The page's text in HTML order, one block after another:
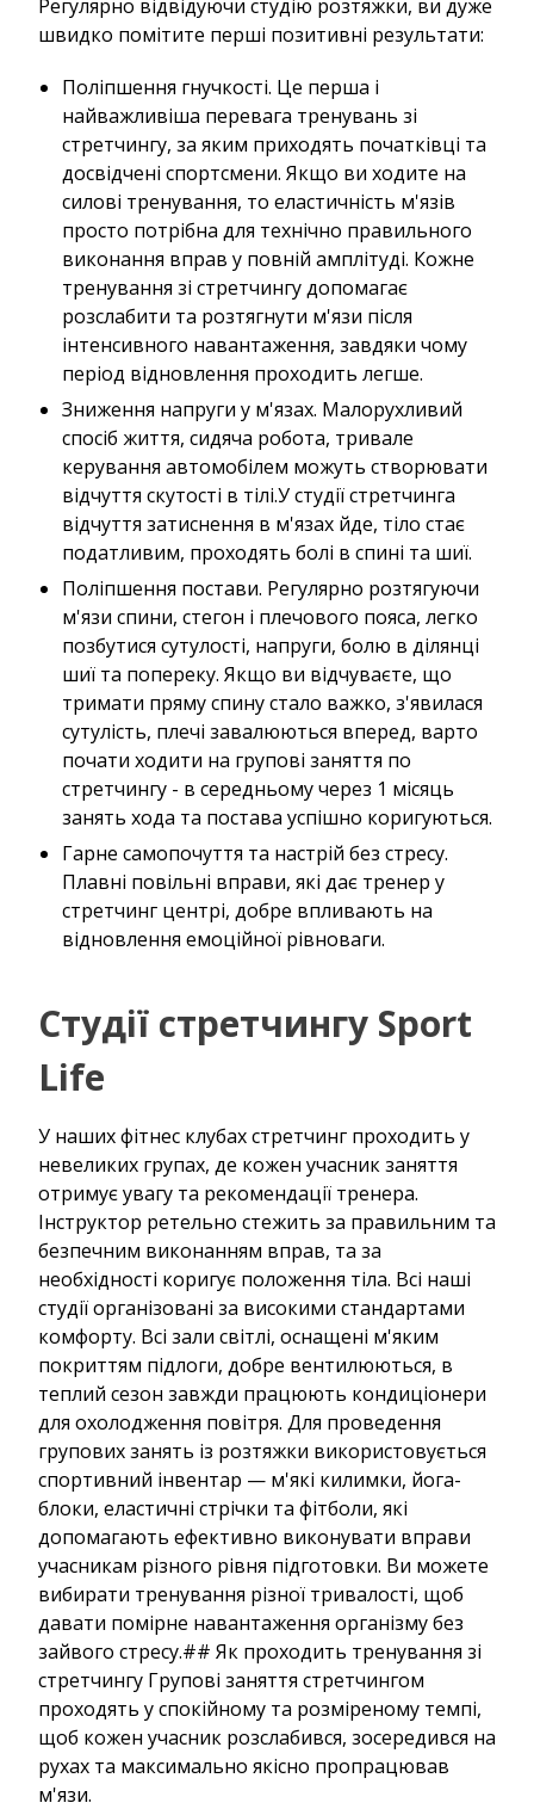
Регулярно відвідуючи студію розтяжки, ви дуже
швидко помітите перші позитивні результати:
Поліпшення гнучкості. Це перша і
найважливіша перевага тренувань зі
стретчингу, за яким приходять початківці та
досвідчені спортсмени. Якщо ви ходите на
силові тренування, то еластичність м'язів
просто потрібна для технічно правильного
виконання вправ у повній амплітуді. Кожне
тренування зі стретчингу допомагає
розслабити та розтягнути м'язи після
інтенсивного навантаження, завдяки чому
період відновлення проходить легше.
Зниження напруги у м'язах. Малорухливий
спосіб життя, сидяча робота, тривале
керування автомобілем можуть створювати
відчуття скутості в тілі.У студії стретчинга
відчуття затиснення в м'язах йде, тіло стає
податливим, проходять болі в спині та шиї.
Поліпшення постави. Регулярно розтягуючи
м'язи спини, стегон і плечового пояса, легко
позбутися сутулості, напруги, болю в ділянці
шиї та попереку. Якщо ви відчуваєте, що
тримати пряму спину стало важко, з'явилася
сутулість, плечі завалюються вперед, варто
почати ходити на групові заняття по
стретчингу - в середньому через 1 місяць
занять хода та постава успішно коригуються.
Гарне самопочуття та настрій без стресу.
Плавні повільні вправи, які дає тренер у
стретчинг центрі, добре впливають на
відновлення емоційної рівноваги.
Студії стретчингу Sport
Life
У наших фітнес клубах стретчинг проходить у
невеликих групах, де кожен учасник заняття
отримує увагу та рекомендації тренера.
Інструктор ретельно стежить за правильним та
безпечним виконанням вправ, та за
необхідності коригує положення тіла. Всі наші
студії організовані за високими стандартами
комфорту. Всі зали світлі, оснащені м'яким
покриттям підлоги, добре вентилюються, в
теплий сезон завжди працюють кондиціонери
для охолодження повітря. Для проведення
групових занять із розтяжки використовується
спортивний інвентар — м'які килимки, йога-
блоки, еластичні стрічки та фітболи, які
допомагають ефективно виконувати вправи
учасникам різного рівня підготовки. Ви можете
вибирати тренування різної тривалості, щоб
давати помірне навантаження організму без
зайвого стресу.## Як проходить тренування зі
стретчингу Групові заняття стретчингом
проходять у спокійному та розміреному темпі,
щоб кожен учасник розслабився, зосередився на
рухах та максимально якісно пропрацював
м'язи.